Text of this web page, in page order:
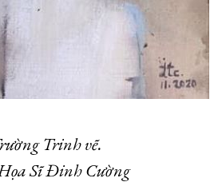
Trinh vẽ.
Sĩ Đinh Cường